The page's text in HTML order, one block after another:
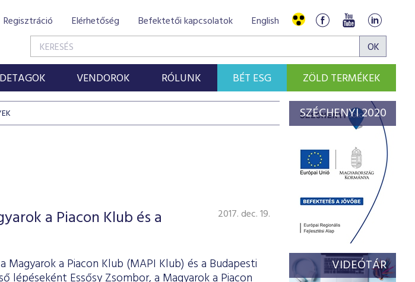
Regisztráció Elérhetőség Befektetői kapcsolatok English
VENDOROK RÓLUNK BÉT ESG ZÖLD TERMÉKEK
a Piacon Klub és a
2017. dec. 19.
a Piacon Klub (MAPI Klub) és a Budapesti
lépéseként Essősy Zsombor, a Magyarok a Piacon
SZÉCHENYI 2020
VIDEÓTÁR